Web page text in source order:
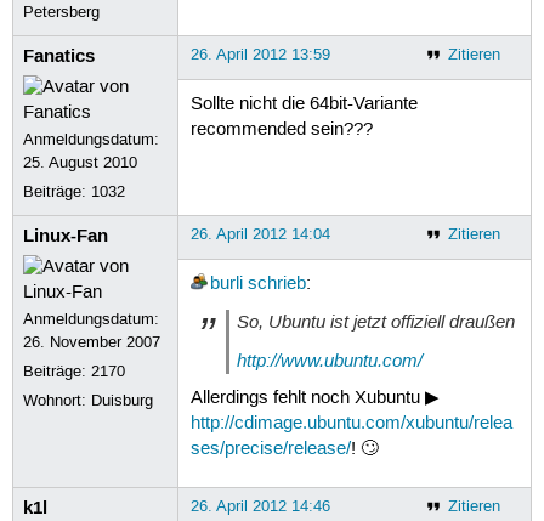
Petersberg
Fanatics
Anmeldungsdatum:
25. August 2010
Beiträge: 1032
Zitieren
26. April 2012 13:59
Sollte nicht die 64bit-Variante
recommended sein???
Linux-Fan
Anmeldungsdatum:
26. November 2007
Beiträge:2170
Wohnort: Duisburg
Zitieren
26. April 2012 14:04
burli schrieb:
So, Ubuntu ist jetzt offiziell draußen
http://www.ubuntu.com/
Allerdings fehlt noch Xubuntu ▶
http://cdimage.ubuntu.com/xubuntu/relea
ses/precise/release/! 🙄
k1l Zitieren
26. April 2012 14:46